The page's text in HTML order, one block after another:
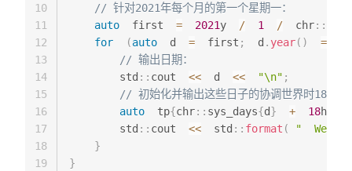
// 针对2021年每个月的第一个星期一：
auto
  first
= 2021y / 1 /
  chr
::
for
(auto
  d
=
  first
;
  d
. year( ) ==
// 输出日期：
        std
:: cout <<
  d
<< "\n" ;
// 初始化并输出这些日子的协调世界时18:30
auto
  tp
{chr:: sys_days{d} + 18h
        std
:: cout <<
  std
:: format (
"  We
}
}
10
11
12
13
14
15
16
17
18
19